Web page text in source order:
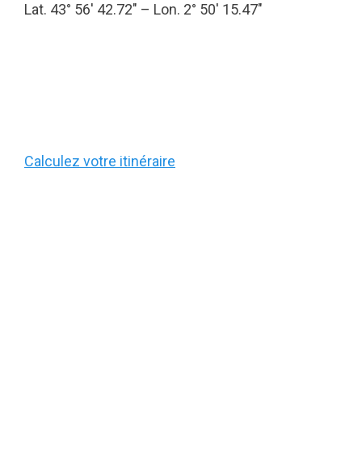
Lat. 43° 56′ 42.72″ – Lon. 2° 50′ 15.47″
Calculez votre itinéraire